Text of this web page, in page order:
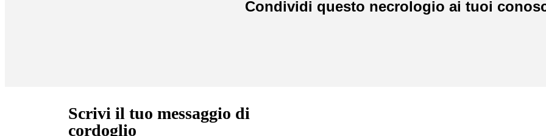
Condividi questo necrologio ai tuoi
Scrivi il tuo messaggio di
cordoglio